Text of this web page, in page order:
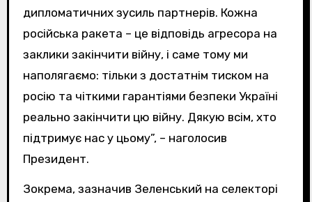
дипломатичних зусиль партнерів. Кожна
російська ракета – це відповідь агресора на
заклики закінчити війну, і саме тому ми
наполягаємо: тільки з достатнім тиском на
росію та чіткими гарантіями безпеки Україні
реально закінчити цю війну. Дякую всім, хто
підтримує нас у цьому”, – наголосив
Президент.
Зокрема, зазначив Зеленський на селекторі